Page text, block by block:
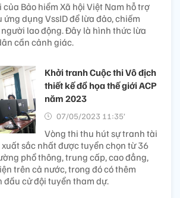
Bảo hiểm Xã hội Việt Nam hỗ trợ
dụng VssID để lừa đảo, chiếm
lao động. Đây là hình thức lừa
cần cảnh giác.
Khởi tranh Cuộc thi Vô địch
thiết kế đồ họa thế giới ACP
năm 2023
07/05/2023 11:35’
Vòng thi thu hút sự tranh tài
sắc nhất được tuyển chọn từ 36
phổ thông, trung cấp, cao đẳng,
trên cả nước, trong đó có thêm
cử đội tuyển tham dự.